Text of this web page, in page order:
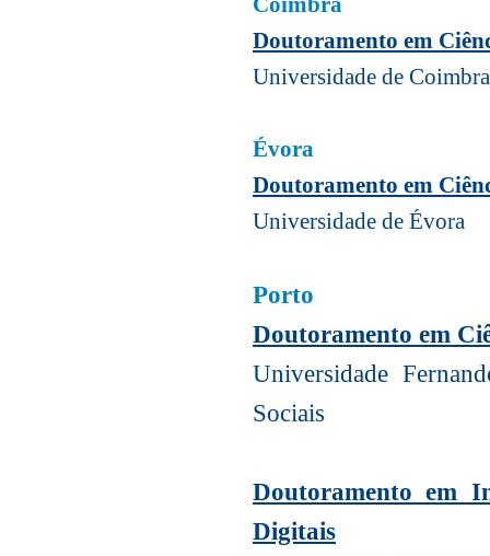
Doutoramento em
Universidade de
Évora
Doutoramento em
Universidade de Évora
Porto
Doutoramento em
Universidade
Sociais
Doutoramento em
Digitais